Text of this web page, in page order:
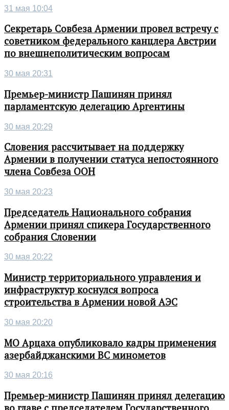
31 мая 10:04
Секретарь Совбеза Армении провел встречу с
советником федерального канцлера Австрии
по внешнеполитическим вопросам
30 мая 20:31
Премьер-министр Пашинян принял
парламентскую делегацию Аргентины
30 мая 20:29
Словения рассчитывает на поддержку
Армении в получении статуса непостоянного
члена Совбеза ООН
30 мая 20:23
Председатель Национального собрания
Армении принял спикера Государственного
собрания Словении
30 мая 20:22
Министр территориального управления и
инфраструктур коснулся вопроса
строительства в Армении новой АЭС
30 мая 20:20
МО Арцаха опубликовало кадры применения
азербайджанскими ВС минометов
30 мая 20:16
Премьер-министр Пашинян принял делегацию